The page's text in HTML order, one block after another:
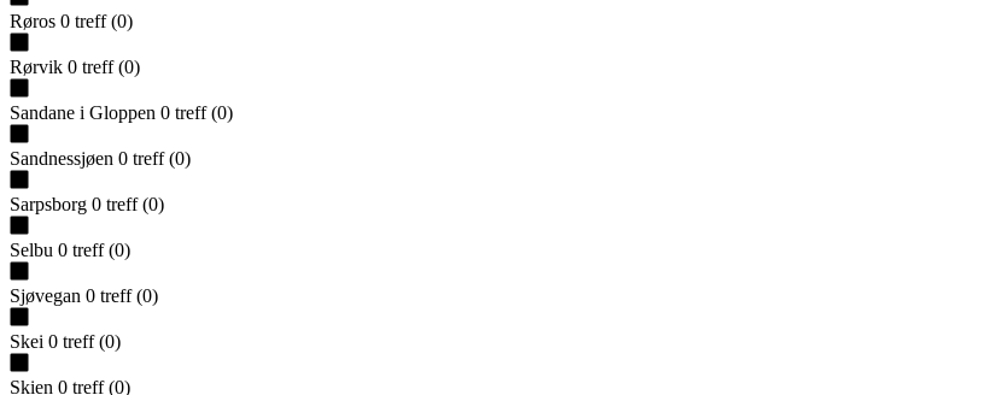
Røros 0 treff (0)
Rørvik 0 treff (0)
Sandane i Gloppen 0 treff (0)
Sandnessjøen 0 treff (0)
Sarpsborg 0 treff (0)
Selbu 0 treff (0)
Sjøvegan 0 treff (0)
Skei 0 treff (0)
Skien 0 treff (0)